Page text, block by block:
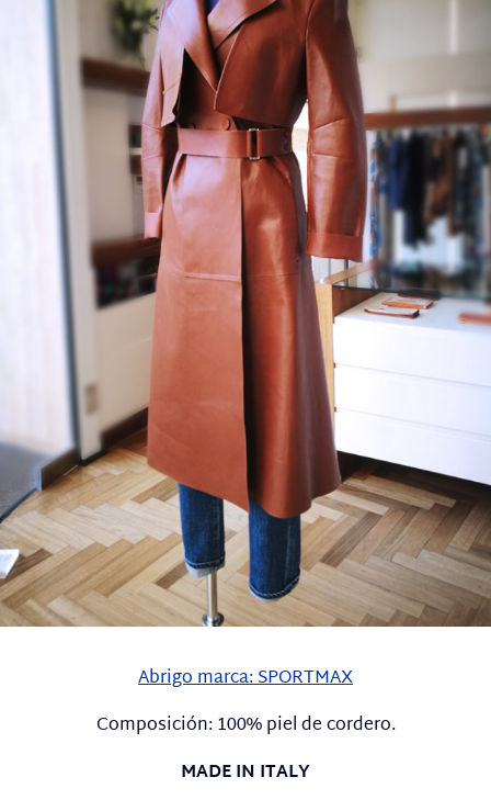
Abrigo marca: SPORTMAX
Composición: 100% piel de cordero.
MADE IN ITALY